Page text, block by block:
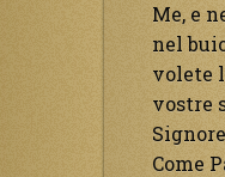
Me, e
nel
volete
vostre
Come